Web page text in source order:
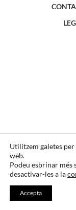
Utilitzem galetes
web.
Podeu esbrinar més
desactivar-les a la
Accepta